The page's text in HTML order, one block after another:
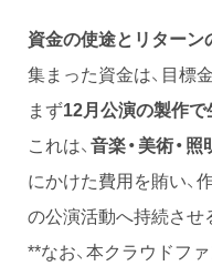
資金の使途とリターン
集まった資金は、目標
まず12月公演の製作
これは、音楽・美術・照
にかけた費用を賄い、
の公演活動へ持続させ
**なお、本クラウドフ